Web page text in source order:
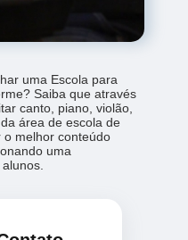
uma Escola para
Saiba que através
canto, piano, violão,
área de escola de
o melhor conteúdo
uma